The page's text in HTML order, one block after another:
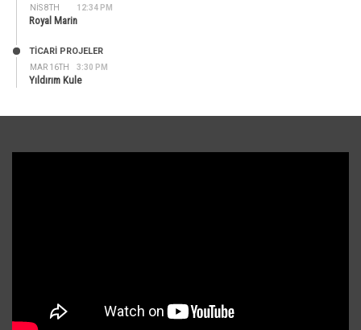
NIS 8TH 12:34 PM
Royal Marin
MAR 16TH 3:30 PM
TİCARİ PROJELER
Yıldırım Kule